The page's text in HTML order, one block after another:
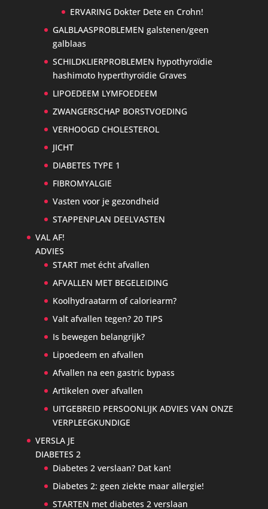
ERVARING Dokter Dete en Crohn!
GALBLAASPROBLEMEN galstenen/geen
galblaas
SCHILDKLIERPROBLEMEN hypothyroïdie
hashimoto hyperthyroïdie Graves
LIPOEDEEM LYMFOEDEEM
ZWANGERSCHAP BORSTVOEDING
VERHOOGD CHOLESTEROL
JICHT
DIABETES TYPE 1
FIBROMYALGIE
Vasten voor je gezondheid
STAPPENPLAN DEELVASTEN
VAL AF!
ADVIES
START met écht afvallen
AFVALLEN MET BEGELEIDING
Koolhydraatarm of caloriearm?
Valt afvallen tegen? 20 TIPS
Is bewegen belangrijk?
Lipoedeem en afvallen
Afvallen na een gastric bypass
Artikelen over afvallen
UITGEBREID PERSOONLIJK ADVIES VAN ONZE
VERPLEEGKUNDIGE
VERSLA JE
DIABETES 2
Diabetes 2 verslaan? Dat kan!
Diabetes 2: geen ziekte maar allergie!
STARTEN met diabetes 2 verslaan